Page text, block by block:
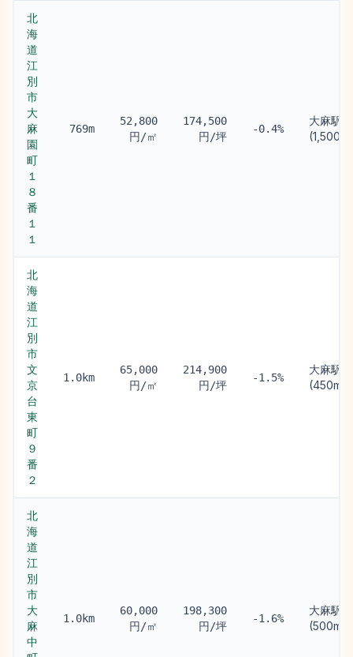
北
海
道
江
別
市
大
麻
園
町
１
８
番
１
１
769m
52,800
円/㎡
174,500
円/坪
-0.4%
大麻駅
(1,500m)
北
海
道
江
別
市
文
京
台
東
町
９
番
２
1.0km
65,000
円/㎡
214,900
円/坪
-1.5%
大麻駅
(450m)
北
海
道
江
別
市
大
麻
中
1.0km
60,000
円/㎡
198,300
円/坪
-1.6%
大麻駅
(500m)